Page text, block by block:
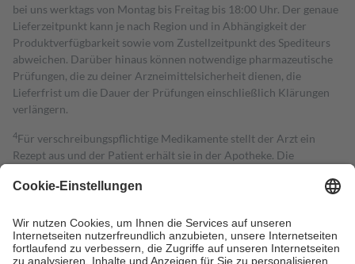
bei uns werktags von Montag bis Freitag bis 18:00 Uhr. Der genaue
Lieferzeitpunkt kann je nach Region und in Abhängigkeit der
Produktverfügbarkeit sowie vom Zustellzeitpunkt des Spediteurs
abweichen. Darüber hinaus können notwendige pharmazeutische
Prüfungen, die zu deiner Arzneimittelsicherheit dienen, die
Lieferfrist um die Dauer der Prüfungen einschließlich Klärungen
verlängern.
4Für verschreibungspflichtige Medikamente stellt der Arzt ein
Rezept aus und der Patient erhält sie in der Apotheke. Die
Kosten dafür, der Versicherte trägt einen Teil davon als Zuzahlung
Grundsätzlich leisten Mitglieder Zuzahlungen in Höhe von zehn
Prozent des Abgabepreises,mindestensjedochfünf Euround
höchstens zehn Euro.Es sind jedoch nie mehr als die tatsächlichen